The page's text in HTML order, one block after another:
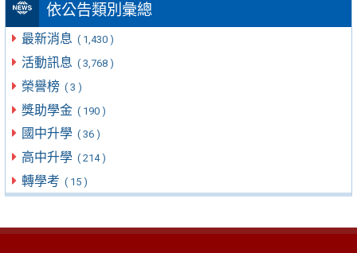
依公告類別彙總
最新消息 ( 1,430 )
活動訊息 ( 3,768 )
榮譽榜 ( 3 )
獎助學金 ( 190 )
國中升學 ( 36 )
高中升學 ( 214 )
轉學考 ( 15 )